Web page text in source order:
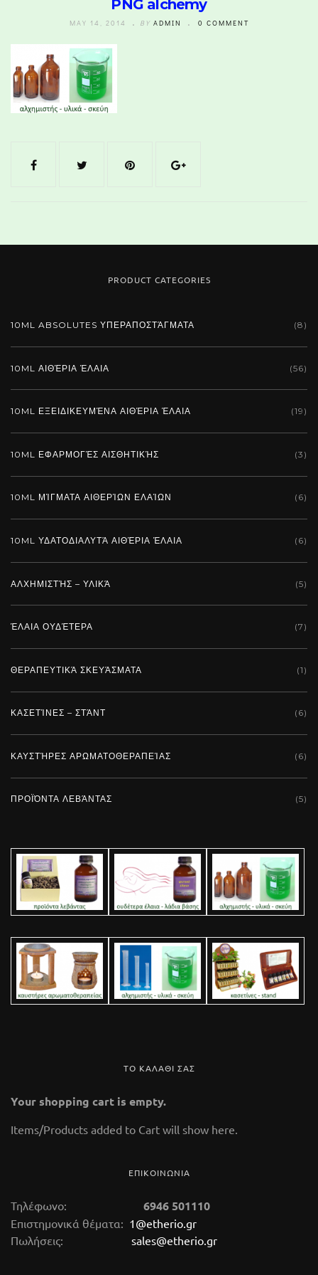
PNG alchemy
MAY 14, 2014 BY ADMIN 0 COMMENT
PRODUCT CATEGORIES
10ML ABSOLUTES ΥΠΕΡΑΠΟΣΤΆΓΜΑΤΑ (8)
10ML ΑΙΘΈΡΙΑ ΈΛΑΙΑ (56)
10ML ΕΞΕΙΔΙΚΕΥΜΈΝΑ ΑΙΘΈΡΙΑ ΈΛΑΙΑ (19)
10ML ΕΦΑΡΜΟΓΈΣ ΑΙΣΘΗΤΙΚΉΣ (3)
10ML ΜΊΓΜΑΤΑ ΑΙΘΕΡΊΩΝ ΕΛΑΊΩΝ (6)
10ML ΥΔΑΤΟΔΙΑΛΥΤΆ ΑΙΘΈΡΙΑ ΈΛΑΙΑ (6)
ΑΛΧΗΜΙΣΤΉΣ – ΥΛΙΚΆ (5)
ΈΛΑΙΑ ΟΥΔΈΤΕΡΑ (7)
ΘΕΡΑΠΕΥΤΙΚΆ ΣΚΕΥΆΣΜΑΤΑ (1)
ΚΑΣΕΤΊΝΕΣ – ΣΤΆΝΤ (6)
ΚΑΥΣΤΉΡΕΣ ΑΡΩΜΑΤΟΘΕΡΑΠΕΊΑΣ (6)
ΠΡΟΪΌΝΤΑ ΛΕΒΆΝΤΑΣ (5)
ΤΟ ΚΑΛΑΘΙ ΣΑΣ
Your shopping cart is empty.
Items/Products added to Cart will show here.
ΕΠΙΚΟΙΝΩΝΙΑ
Τηλέφωνο: 6946 501110
Επιστημονικά θέματα: 1@etherio.gr
Πωλήσεις: sales@etherio.gr